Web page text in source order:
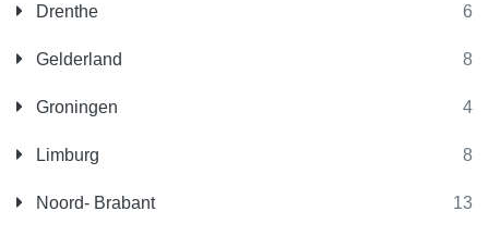
Drenthe 6
Gelderland 8
Groningen 4
Limburg 8
Noord- Brabant 13